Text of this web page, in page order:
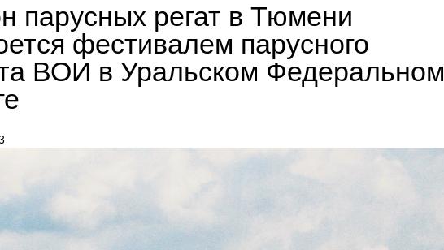
парусных регат в Тюмени
фестивалем парусного
ВОИ в Уральском Федеральном